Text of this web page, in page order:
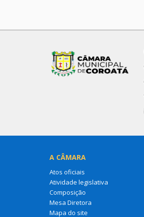
A CÂMARA
Atos oficiais
Atividade legislativa
Composição
Mesa Diretora
Mapa do site